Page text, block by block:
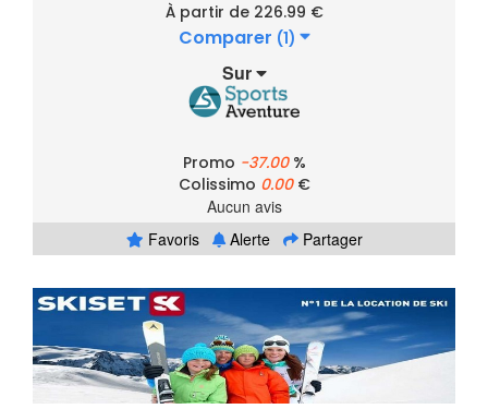
À partir de 226.99 €
Comparer (1)
Sur
Promo -37.00%
Colissimo 0.00€
Aucun avis
Favoris
Alerte Partager